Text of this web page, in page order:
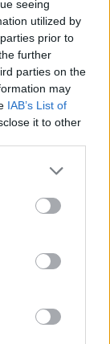
seeing
utilized by
prior to
further
parties on the
may
IAB’s List of
it to other